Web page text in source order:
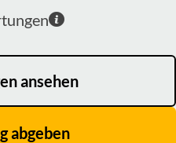
ansehen
abgeben